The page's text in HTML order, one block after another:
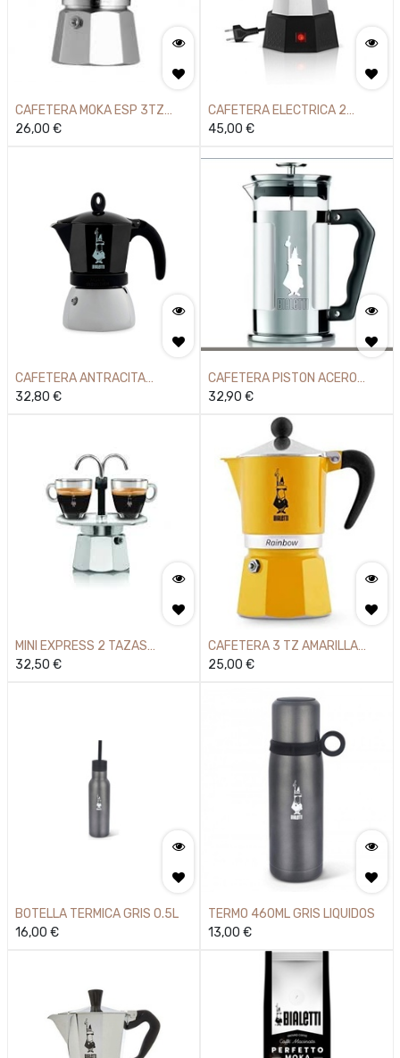
CAFETERA MOKA ESP 3TZ
BIALETTI
26,00 €
CAFETERA ELECTRICA 2
TAZAS
45,00 €
CAFETERA ANTRACITA
INDUCCION 4 TAZAS
32,80 €
CAFETERA PISTON ACERO
CRISTAL 350ML
32,90 €
MINI EXPRESS 2 TAZAS
BIALETTI
32,50 €
CAFETERA 3 TZ AMARILLA
RAINBOW
25,00 €
BOTELLA TERMICA GRIS 0.5L
16,00 €
TERMO 460ML GRIS LIQUIDOS
13,00 €